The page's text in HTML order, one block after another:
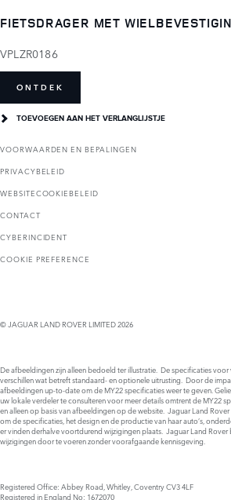
FIETSDRAGER MET
VPLZR0186
ONTDEK
TOEVOEGEN AAN HET VERLANGLIJSTJE
VOORWAARDEN EN BEPALINGEN
PRIVACYBELEID
WEBSITECOOKIEBELEID
CONTACT
CYBERINCIDENT
COOKIE PREFERENCE
© JAGUAR LAND ROVER LIMITED 2026
De afbeeldingen zijn alleen bedoeld ter illustratie. De specificaties
verschillen wat betreft standaard- en optionele uitrusting. Door de
afbeeldingen up-to-date om de MY22 specificaties weer te geven.
uw lokale verdeler te consulteren voor meer details omtrent de MY22
en alleen op basis van afbeeldingen op de website. Jaguar Land
om de specificaties, het design en de productie van haar auto’s,
er vinden derhalve voortdurend wijzigingen plaats. Jaguar Land
wijzigingen door te voeren zonder voorafgaande kennisgeving.
Registered Office: Abbey Road, Whitley, Coventry CV3 4LF
Registered in England No: 1672070